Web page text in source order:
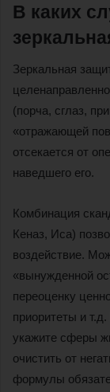
В каких
Зеркальная
(порча, сглаз,
«отражающей
отсекается от
наведшего его.
Комбинация
Кеназ, Иса)
воздействие.
«вынужденной
переоценку
приоритеты и
укажите сферы
очистить от
формулы